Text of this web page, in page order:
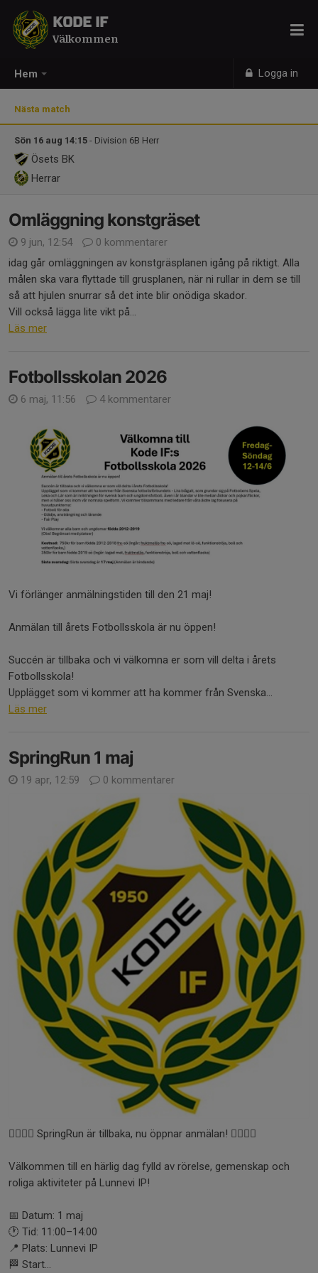
Hem Logga in
KODE IF
Välkommen
Nästa match
Sön 16 aug 14:15 - Division 6B Herr
Ösets BK
Herrar
Omläggning konstgräset
9 jun, 12:54
0 kommentarer
idag går omläggningen av konstgräsplanen igång på riktigt. Alla
målen ska vara flyttade till grusplanen, när ni rullar in dem se till
så att hjulen snurrar så det inte blir onödiga skador.
Vill också lägga lite vikt på...
Läs mer
Fotbollsskolan 2026
6 maj, 11:56 4 kommentarer
Vi förlänger anmälningstiden till den 21 maj!
Anmälan till årets Fotbollsskola är nu öppen!
Succén är tillbaka och vi välkomna er som vill delta i årets
Fotbollsskola!
Upplägget som vi kommer att ha kommer från Svenska...
Läs mer
SpringRun 1 maj
19 apr, 12:59 0 kommentarer
🏃‍♀️🏃‍♂️ SpringRun är tillbaka, nu öppnar anmälan! 🏃‍♂️🏃‍♀️
Välkommen till en härlig dag fylld av rörelse, gemenskap och
roliga aktiviteter på Lunnevi IP!
📅 Datum: 1 maj
🕐 Tid: 11:00–14:00
📍 Plats: Lunnevi IP
🏁 Start...